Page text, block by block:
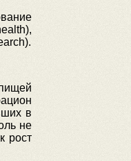
в
не
рост